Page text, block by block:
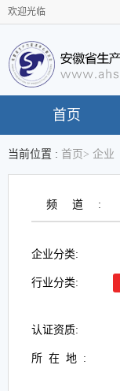
欢迎光临
首页
当前位置 : 首页 > 企业
频道:
企业分类:
行业分类:
认证资质:
所在地: